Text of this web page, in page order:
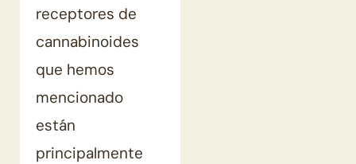
receptores de
cannabinoides
que hemos
mencionado
están
principalmente